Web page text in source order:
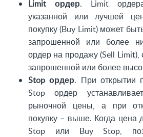
Limit ордер. Limit
указанной или лучшей
покупку (Buy Limit) может
запрошенной или более
ордер на продажу (Sell Limit),
запрошенной или более
Stop ордер. При открытии
Stop ордер
рыночной цены, а при
покупку – выше. Когда цена
Stop или Buy Stop,